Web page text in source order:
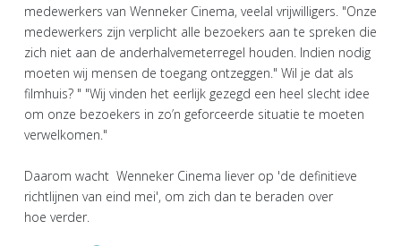
medewerkers van Wenneker Cinema, veelal vrijwilligers. "Onze
medewerkers zijn verplicht alle bezoekers aan te spreken die
zich niet aan de anderhalvemeterregel houden. Indien nodig
moeten wij mensen de toegang ontzeggen." Wil je dat als
filmhuis? " "Wij vinden het eerlijk gezegd een heel slecht idee
om onze bezoekers in zo’n geforceerde situatie te moeten
verwelkomen."
Daarom wacht Wenneker Cinema liever op 'de definitieve
richtlijnen van eind mei', om zich dan te beraden over
hoe verder.